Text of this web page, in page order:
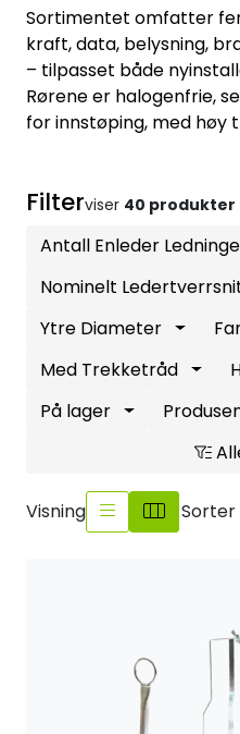
Sortimentet omfatter
kraft, data, belysning,
– tilpasset både
Rørene er halogenfrie,
for innstøping, med høy
Filterviser 40 produkter
Antall Enleder
Nominelt
Ytre Diameter
Med Trekketråd
På lager
Visning Sorter
Sikringsmateriell
Kabler
Outlet